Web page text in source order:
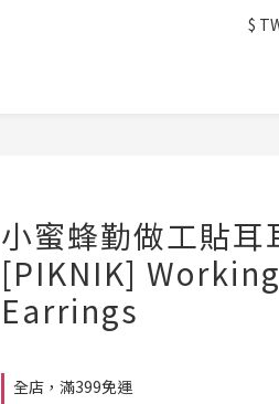
$
小蜜蜂勤做工貼
[PIKNIK]
Earrings
全店，滿399免運